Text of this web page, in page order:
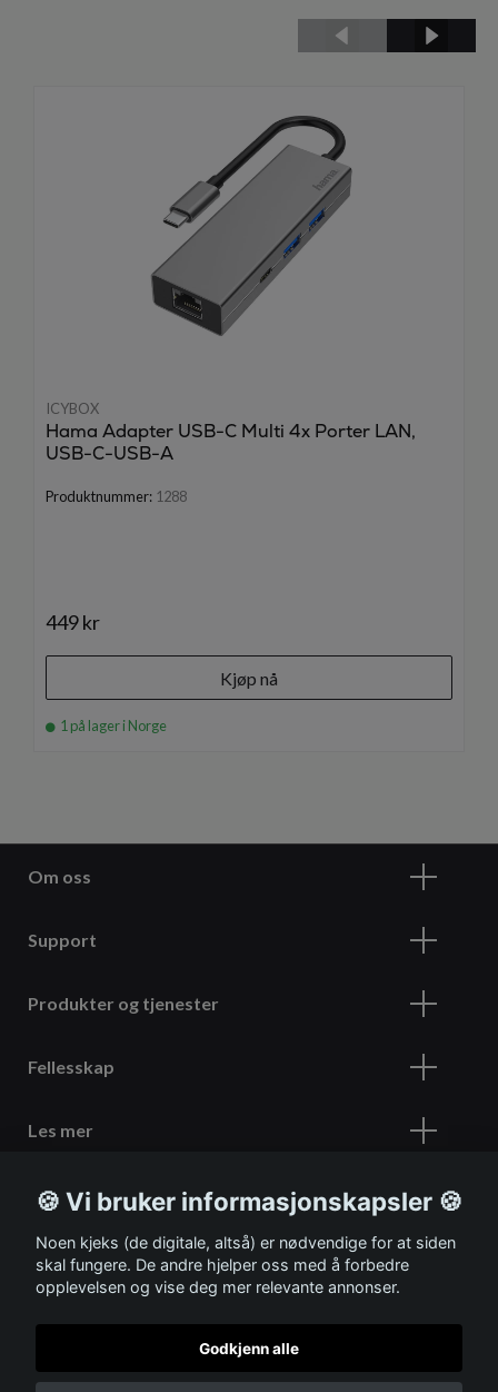
ICYBOX
Hama Adapter USB-C Multi 4x Porter LAN,
USB-C-USB-A
Produktnummer: 1288
449 kr
Kjøp nå
1 på lager i Norge
Om oss
Support
Produkter og tjenester
Fellesskap
Les mer
Meld deg på vårt nyhetsbrev
🍪 Vi bruker informasjonskapsler 🍪
Noen kjeks (de digitale, altså) er nødvendige for at siden
skal fungere. De andre hjelper oss med å forbedre
opplevelsen og vise deg mer relevante annonser.
Godkjenn alle